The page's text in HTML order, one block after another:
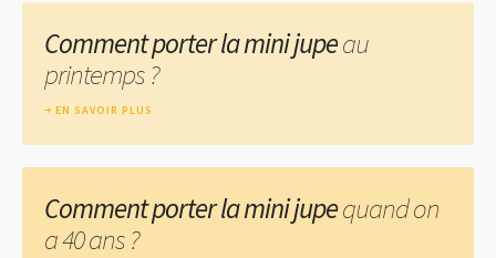
Comment porter la mini jupeau
printemps ?
EN SAVOIR PLUS
Comment porter la mini jupequand on
a 40 ans ?